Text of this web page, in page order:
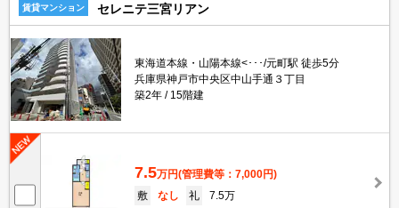
賃貸マンション セレニテ三宮リアン
東海道本線・山陽本線<･･･/元町駅 徒歩5分
兵庫県神戸市中央区中山手通３丁目
築2年
15階建
7.5万円(管理費等：7,000円)
敷
なし 礼
7.5万